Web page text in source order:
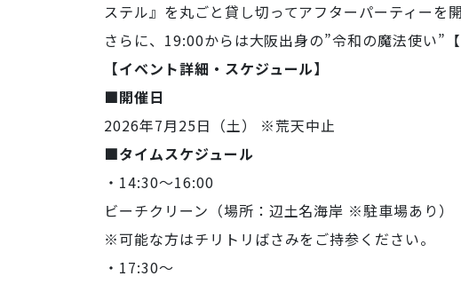
ステル』を丸ごと貸し切ってアフターパーティーを
さらに、19:00からは大阪出身の”令和の魔法使い”
【イベント詳細・スケジュール】
■開催日
2026年7月25日（土） ※荒天中止
■タイムスケジュール
・14:30〜16:00
ビーチクリーン（場所：辺土名海岸 ※駐車場あり）
※可能な方はチリトリばさみをご持参ください。
・17:30〜